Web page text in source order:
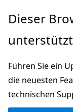
Zu
wechseln
Dieser
Führen Sie ein
die neuesten
technischen